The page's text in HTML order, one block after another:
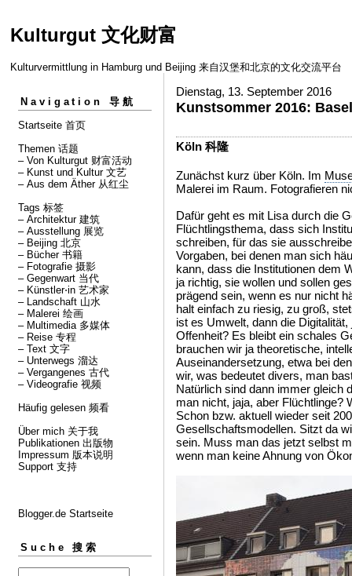
Kulturgut 文化财富
Kulturvermittlung in Hamburg und Beijing 来自汉堡和北京的文化交流平台
Navigation 导航
Startseite 首页
Themen 话题
– Von Kulturgut 财富活动
– Kunst und Kultur 文艺
– Aus dem Äther 从红尘
Tags 标签
– Architektur 建筑
– Ausstellung 展览
– Beijing 北京
– Bücher 书籍
– Fotografie 摄影
– Gegenwart 当代
– Künstler⋅in 艺术家
– Landschaft 山水
– Malerei 绘画
– Multimedia 多媒体
– Reise 专程
– Text 文字
– Unterwegs 溜达
– Vergangenes 古代
– Videografie 视频
Häufig gelesen 频看
Über mich 关于我
Publikationen 出版物
Impressum 版本说明
Support 支持
Blogger.de Startseite
Suche 搜索
Dienstag, 13. September 2016
Kunstsommer 2016:
Köln 科隆
Zunächst kurz über Köln. Im
Malerei im Raum. Fotografieren
Dafür geht es mit Lisa durch die
Flüchtlingsthema, dass sich
schreiben, für das sie
Vorgaben, bei denen man sich
kann, dass die Institutionen dem
ja richtig, sie wollen und sollen
prägend sein, wenn es nur nicht
halt einfach zu riesig, zu groß,
ist es Umwelt, dann die
Offenheit? Es bleibt ein schales
brauchen wir ja theoretische,
Auseinandersetzung, etwa bei
wir, was bedeutet divers, man
Natürlich sind dann immer gleich
man nicht, jaja, aber Flüchtlinge?
Schon bzw. aktuell wieder seit
Gesellschaftsmodellen. Sitzt da
sein. Muss man das jetzt selbst
wenn man keine Ahnung von